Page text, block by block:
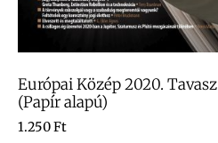
Európai Közép 2020. Tavasz
(Papír alapú)
1.250Ft